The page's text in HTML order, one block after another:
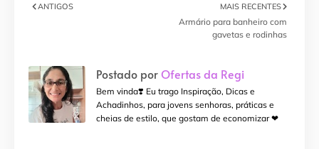
MAIS RECENTES
Armário para banheiro com
gavetas e rodinhas
ANTIGOS
Postado porOfertas da Regi
Bem vinda❣️ Eu trago Inspiração, Dicas e
Achadinhos, para jovens senhoras, práticas e
cheias de estilo, que gostam de economizar ❤